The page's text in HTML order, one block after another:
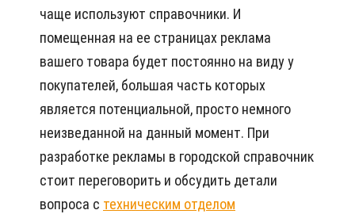
чаще используют справочники. И
помещенная на ее страницах реклама
вашего товара будет постоянно на виду у
покупателей, большая часть которых
является потенциальной, просто немного
неизведанной на данный момент. При
разработке рекламы в городской справочник
стоит переговорить и обсудить детали
вопроса с техническим отделом